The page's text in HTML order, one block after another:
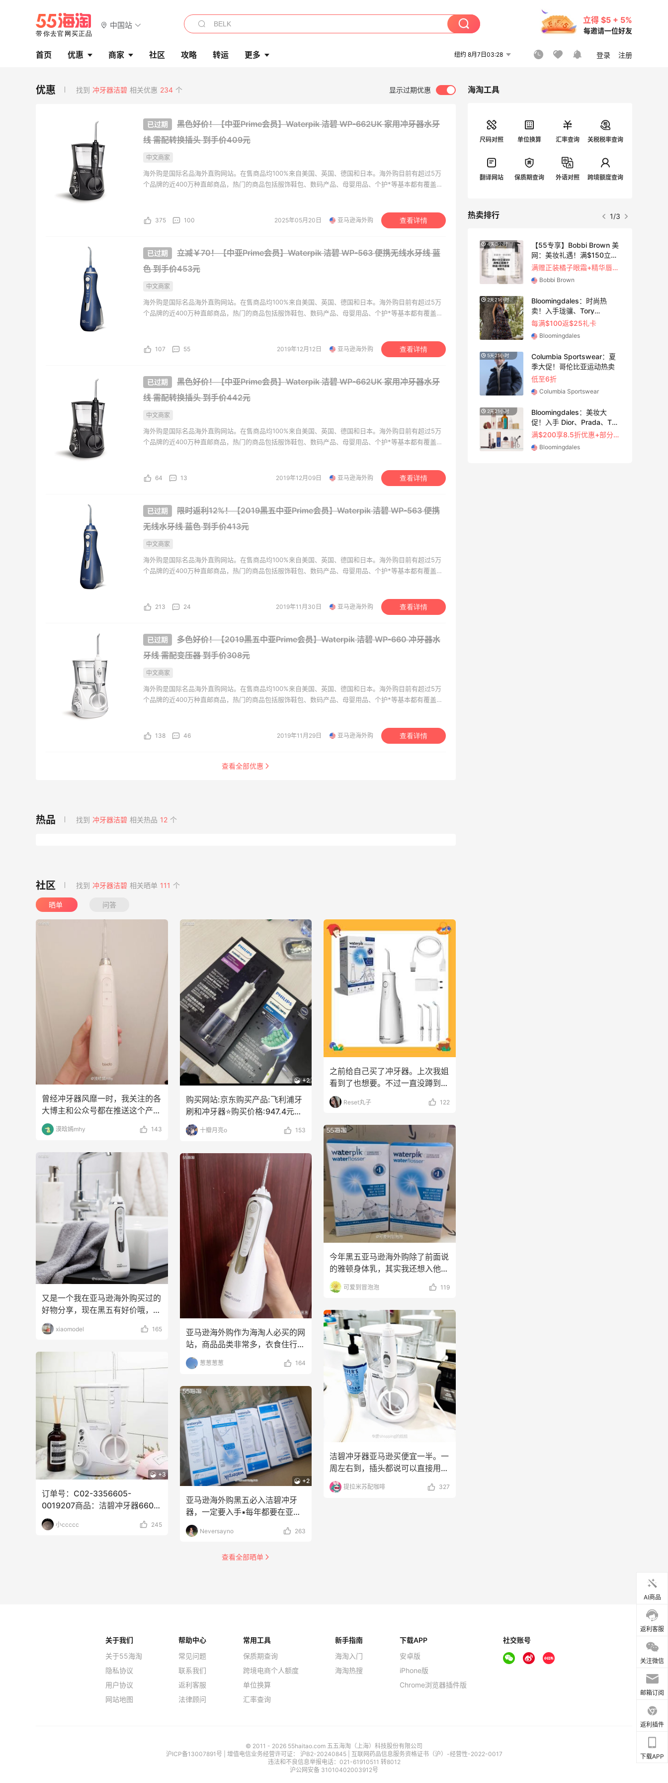
中国站
立得 $5 + 5%
每邀请一位好友
首页 优惠 商家 社区 攻略 转运 更多 纽约 8月7日03:28 登录 注册
找到 冲牙器洁碧 相关优惠 234 个 显示过期优惠
黑色好价！【中亚Prime会员】Waterpik 洁碧 WP-662UK 家用冲牙器水牙
线 需配转换插头到手价409元
中文商家
海外购是国际名品海外直购网站。在售商品均100%来自美国、英国、德国和日本。海外购目前有超过5万
个品牌的近400万种直邮商品，热门的商品包括服饰鞋包、数码产品、母婴用品、个护*等基本都有覆盖。
375 100 2025年05月20日 亚马逊海外购 查看详情
立减￥70！【中亚Prime会员】Waterpik 洁碧 WP-563 便携无线水牙线 蓝
色到手价453元
中文商家
海外购是国际名品海外直购网站。在售商品均100%来自美国、英国、德国和日本。海外购目前有超过5万
个品牌的近400万种直邮商品，热门的商品包括服饰鞋包、数码产品、母婴用品、个护*等基本都有覆盖。
107 55 2019年12月12日 亚马逊海外购 查看详情
黑色好价！【中亚Prime会员】Waterpik 洁碧 WP-662UK 家用冲牙器水牙
线 需配转换插头到手价442元
中文商家
海外购是国际名品海外直购网站。在售商品均100%来自美国、英国、德国和日本。海外购目前有超过5万
个品牌的近400万种直邮商品，热门的商品包括服饰鞋包、数码产品、母婴用品、个护*等基本都有覆盖。
64 13 2019年12月09日 亚马逊海外购 查看详情
限时返利12%！【2019黑五中亚Prime会员】Waterpik 洁碧 WP-563 便携
无线水牙线 蓝色到手价413元
中文商家
海外购是国际名品海外直购网站。在售商品均100%来自美国、英国、德国和日本。海外购目前有超过5万
个品牌的近400万种直邮商品，热门的商品包括服饰鞋包、数码产品、母婴用品、个护*等基本都有覆盖。
213 24 2019年11月30日 亚马逊海外购 查看详情
多色好价！【2019黑五中亚Prime会员】Waterpik 洁碧 WP-660 冲牙器水
牙线 需配变压器到手价308元
中文商家
海外购是国际名品海外直购网站。在售商品均100%来自美国、英国、德国和日本。海外购目前有超过5万
个品牌的近400万种直邮商品，热门的商品包括服饰鞋包、数码产品、母婴用品、个护*等基本都有覆盖。
138 46 2019年11月29日 亚马逊海外购 查看详情
查看全部优惠
找到 冲牙器洁碧 相关热品 12 个
找到 冲牙器洁碧 相关晒单 111 个
晒单 问答
曾经冲牙器风靡一时，我关注的各
大博主和公众号都在推送这个产
品，我还在我们公司看到
漠晗嫣mhy 143
又是一个我在亚马逊海外购买过的
好物分享，现在黑五有好价哦，喜
欢的可以去买起来！购
xiaomodel 165
+3
订单号：C02-3356605-
0019207商品：洁碧冲牙器660-
eu（43
小ccccc 245
+2
购买网站:京东购买产品:飞利浦牙
刷和冲牙器⭐️购买价格:947.4元⭐️
返粒金额
十瓣月亮o 153
亚马逊海外购作为海淘人必买的网
站，商品品类非常多，衣食住行基
本都能涵盖到，而且能
葱葱葱葱 164
+2
亚马逊海外购黑五必入洁碧冲牙
器，一定要入手▪️每年都要在亚马
逊上买不少东西，今年
Neversayno 263
之前给自己买了冲牙器。上次我姐
看到了也想要。不过一直没蹲到比
较划算的价格。黑五的
Reset丸子 122
今年黑五亚马逊海外购除了前面说
的雅顿身体乳，其实我还想入他家
的waterpik洁
可爱到冒泡泡 119
洁碧冲牙器亚马逊买便宜一半。一
周左右到，插头都说可以直接用，
便携的4个头，一个p
提拉米苏配咖啡 327
查看全部晒单
海淘工具
尺码对照 单位换算 汇率查询 关税税率查询
翻译网站 保质期查询 外语对照 跨境额度查询
热卖排行 1/3
【55专享】Bobbi Brown 美
网：美妆礼遇！满$150立省
Bloomingdales：时尚热
卖！入手珑骧、Tory
Burch、拉夫劳伦等
每满$100返$25礼卡
Columbia Sportswear
Bloomingdales：美妆大
促！入手 Dior、Prada、TF
Bloomingdales
Ganni、Acne、西太后等
3天9小时
【55专享】Base Blu：时尚
上新热卖 关注 PRADA、
ZIMMERMAN 等
享额外9折
2天21小时
低至5折+部分额外8.5折
Bluemercury
购日常保健、健身补剂、护
24天9小时
Patagonia：巴塔美官夏季大
促 运动服饰精选低至6折
预售！Harrods 2026 高端
HK$2500（约2158.25元）
低门槛入手7件套
Macy's
4天3小时
【55专享】Bobbi Brown 美
网：美妆礼遇！满$150立省
$50
满赠正装橘子眼霜+精华唇蜜等好礼
Bobbi Brown
2天21小时
Bloomingdales：时尚热
卖！入手珑骧、Tory
Burch、拉夫劳伦等
每满$100返$25礼卡
Bloomingdales
5天21小时
Columbia Sportswear：夏
季大促！哥伦比亚运动热卖
低至6折
Columbia Sportswear
2天21小时
Bloomingdales：美妆大
促！入手 Dior、Prada、TF
等
满$200享8.5折优惠+部分送好礼
Bloomingdales
AI商品
返利客服
关注微信
邮箱订阅
返利插件
下载APP
关于我们
关于55海淘
隐私协议
用户协议
网站地图
帮助中心
常见问题
联系我们
返利客服
法律顾问
常用工具
保质期查询
跨境电商个人额度
单位换算
汇率查询
新手指南
海淘入门
海淘热搜
下载APP
安卓版
iPhone版
Chrome浏览器插件版
社交账号
© 2011 - 2026 55haitao.com 五五海淘（上海）科技股份有限公司
沪ICP备13007891号
| 增值电信业务经营许可证： 沪B2-20240845
互联网药品信息服务资格证书（沪）-经营性-2022-0017
违法和不良信息举报电话：021-61910511 转8012
沪公网安备 31010402003912号